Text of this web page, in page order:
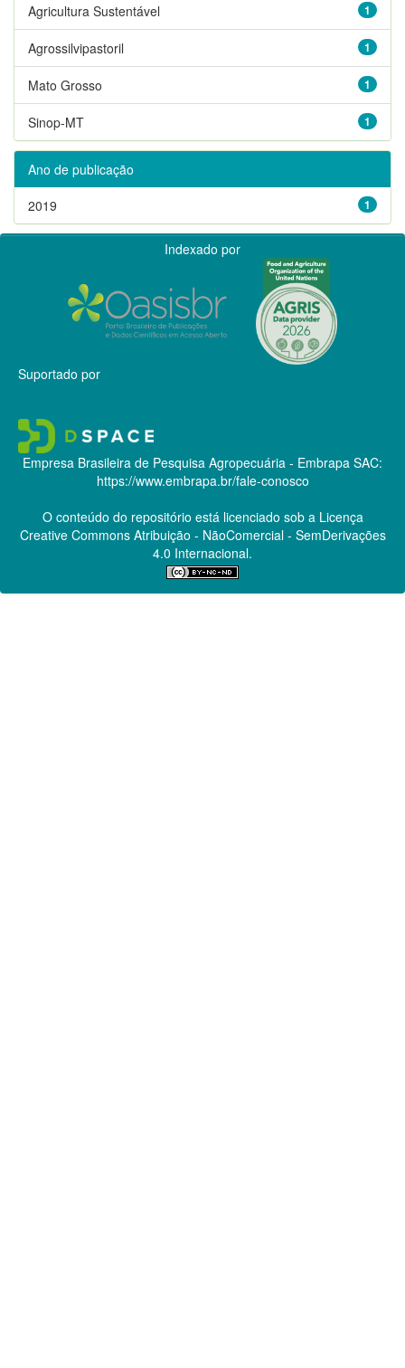
1
Agricultura Sustentável
1
Agrossilvipastoril
1
Mato Grosso
1
Sinop-MT
Ano de publicação
1
2019
Indexado por
Suportado por
Empresa Brasileira de Pesquisa Agropecuária - Embrapa SAC:
https://www.embrapa.br/fale-conosco
O conteúdo do repositório está licenciado sob a Licença
Creative CommonsAtribuição - NãoComercial - SemDerivações
4.0 Internacional.